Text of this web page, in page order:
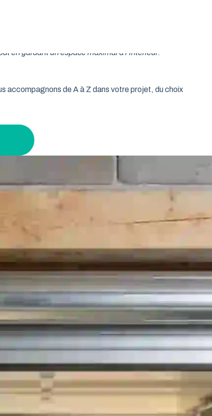
en gardant un espace maximal à l’intérieur.
accompagnons de A à Z dans votre projet, du choix